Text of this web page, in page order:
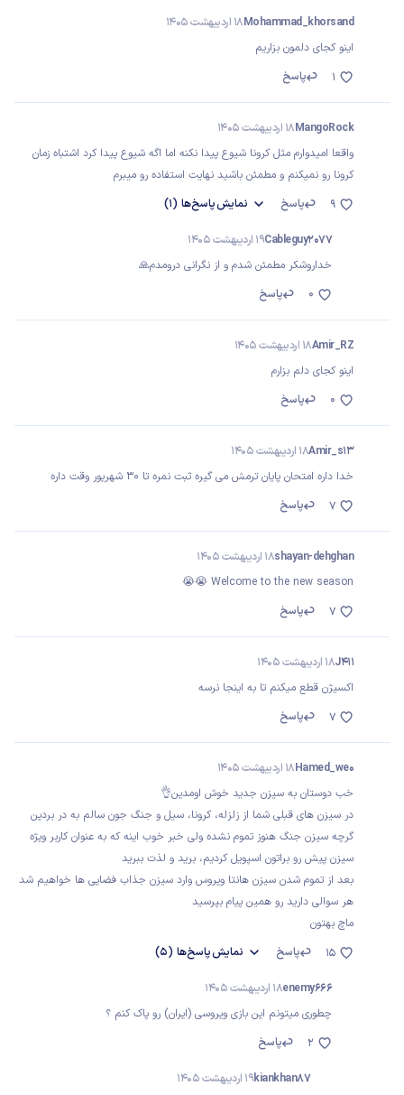
Mohammad_khorsand18 اردیبهشت 1405
اینو کجای دلمون بزاریم
پاسخ
1
MangoRock18 اردیبهشت 1405
واقعا امیدوارم مثل کرونا شیوع پیدا نکنه اما اگه شیوع پیدا کرد اشتباه زمان
کرونا رو نمیکنم و مطمئن باشید نهایت استفاده رو میبرم
پاسخ
نمایشپاسخ‌ها (1) 9
Cableguy207719 اردیبهشت 1405
خداروشکر مطمئن شدم و از نگرانی درومدم🙏
پاسخ
0
Amir_RZ18 اردیبهشت 1405
اینو کجای دلم بزارم
پاسخ
0
Amir_s1318 اردیبهشت 1405
خدا داره امتحان پایان ترمش می گیره ثبت نمره تا ۳۰ شهریور وقت داره
پاسخ
7
shayan-dehghan18 اردیبهشت 1405
Welcome to the new season 😭😭
پاسخ
7
J41118 اردیبهشت 1405
اکسیژن قطع میکنم تا به اینجا نرسه
پاسخ
7
Hamed_we018 اردیبهشت 1405
خب دوستان به سیزن جدید خوش اومدین👌
در سیزن های قبلی شما از زلزله، کرونا، سیل و جنگ جون سالم به در بردین
گرچه سیزن جنگ هنوز تموم نشده ولی خبر خوب اینه که به عنوان کاربر ویژه
سیزن پیش رو براتون اسپویل کردیم، برید و لذت ببرید
بعد از تموم شدن سیزن هانتا ویروس وارد سیزن جذاب فضایی ها خواهیم شد
هر سوالی دارید رو همین پیام بپرسید
ماچ بهتون
پاسخ
نمایشپاسخ‌ها (5) 15
enemy66618 اردیبهشت 1405
چطوری میتونم این بازی ویروسی (ایران) رو پاک کنم ؟
پاسخ
2
kiankhan8719 اردیبهشت 1405